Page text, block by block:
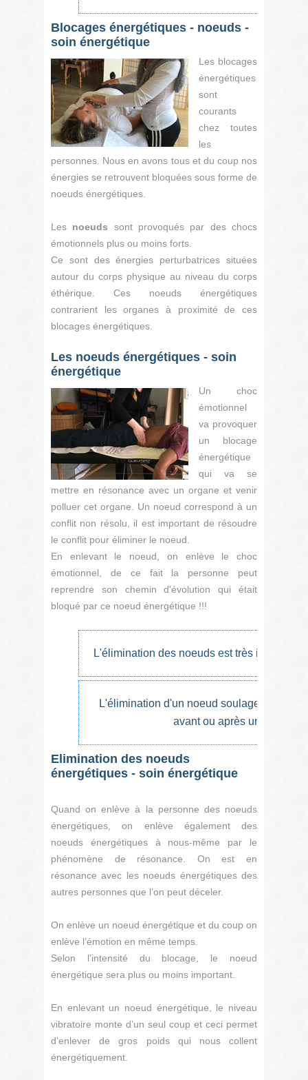
Blocages énergétiques - noeuds -
soin énergétique
Les blocages
énergétiques
sont
courants
chez toutes
les
personnes. Nous en avons tous et du coup nos
énergies se retrouvent bloquées sous forme de
noeuds énergétiques.
Les noeuds sont provoqués par des chocs
émotionnels plus ou moins forts.
Ce sont des énergies perturbatrices situées
autour du corps physique au niveau du corps
éthérique. Ces noeuds énergétiques
contrarient les organes à proximité de ces
blocages énergétiques.
Les noeuds énergétiques - soin
énergétique
Un choc
émotionnel
va provoquer
un blocage
énergétique
qui va se
mettre en résonance avec un organe et venir
polluer cet organe. Un noeud correspond à un
conflit non résolu, il est important de résoudre
le conflit pour éliminer le noeud.
En enlevant le noeud, on enlève le choc
émotionnel, de ce fait la personne peut
reprendre son chemin d'évolution qui était
bloqué par ce noeud énergétique !!!
L'élimination des noeuds est très important
L'élimination d'un noeud soulage et
avant ou après une
Elimination des noeuds
énergétiques - soin énergétique
Quand on enlève à la personne des noeuds
énergétiques, on enlève également des
noeuds énergétiques à nous-même par le
phénomène de résonance. On est en
résonance avec les noeuds énergétiques des
autres personnes que l’on peut déceler.
On enlève un noeud énergétique et du coup on
enlève l’émotion en même temps.
Selon l’intensité du blocage, le noeud
énergétique sera plus ou moins important.
En enlevant un noeud énergétique, le niveau
vibratoire monte d’un seul coup et ceci permet
d’enlever de gros poids qui nous collent
énergétiquement.